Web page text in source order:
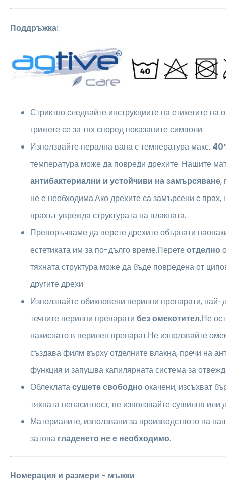
Поддръжка:
Стриктно следвайте инструкциите на етикетите на
грижете се за тях според показаните символи.
Използвайте перална вана с температура макс.
температура може да повреди дрехите. Нашите
антибактериални и устойчиви на замърсяване,
не е необходима.Ако дрехите са замърсени с прах,
прахът уврежда структурата на влакната.
Препоръчваме да перете дрехите обърнати
естетиката им за по-дълго време.Перетеотделно
тяхната структура може да бъде повредена от
другите дрехи.
Използвайте обикновени перилни препарати, най-
течните перилни препарати без омекотител.Не
накиснато в перилен препарат.Не използвайте
създава филм върху отделните влакна, пречи на
функция и запушва капилярната система за
Облеклатасушете свободно окачени; изсъхват
тяхната ненаситност; не използвайте сушилня или
Материалите, използвани за производството на
затова гладенето не е необходимо.
Номерация и размери - мъжки